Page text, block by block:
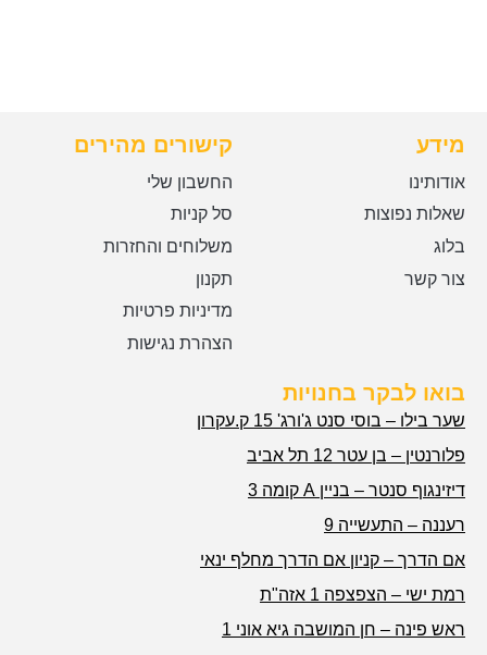
מידע
אודותינו
שאלות נפוצות
בלוג
צור קשר
קישורים מהירים
החשבון שלי
סל קניות
משלוחים והחזרות
תקנון
מדיניות פרטיות
הצהרת נגישות
בואו לבקר בחנויות
שער בילו – בוסי סנט ג'ורג' 15 ק.עקרון
פלורנטין – בן עטר 12 תל אביב
דיזינגוף סנטר – בניין A קומה 3
רעננה – התעשייה 9
אם הדרך – קניון אם הדרך מחלף ינאי
רמת ישי – הצפצפה 1 אזה"ת
ראש פינה – חן המושבה גיא אוני 1